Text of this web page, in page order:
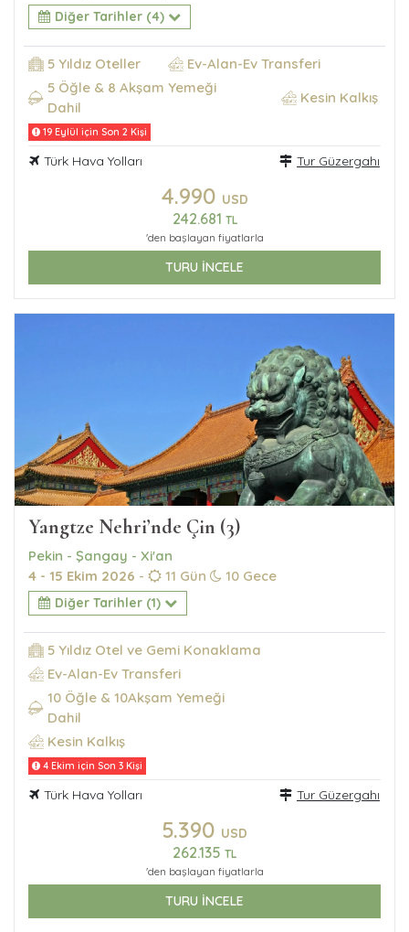
Diğer Tarihler (4)
5 Yıldız Oteller
Ev-Alan-Ev Transferi
5 Öğle & 8 Akşam Yemeği
Dahil
Kesin Kalkış
19 Eylül için Son 2 Kişi
Türk Hava Yolları Tur Güzergahı
4.990 USD
242.681 TL
'den başlayan fiyatlarla
TURU İNCELE
Yangtze Nehri’nde Çin (3)
Pekin - Şangay - Xi'an
4 - 15 Ekim 2026 - 11 Gün 10 Gece
Diğer Tarihler (1)
5 Yıldız Otel ve Gemi Konaklama
Ev-Alan-Ev Transferi
10 Öğle & 10Akşam Yemeği
Dahil
Kesin Kalkış
4 Ekim için Son 3 Kişi
Türk Hava Yolları Tur Güzergahı
5.390 USD
262.135 TL
'den başlayan fiyatlarla
TURU İNCELE